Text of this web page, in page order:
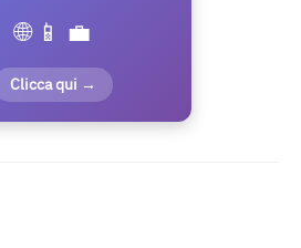
🌐 📱 💼
Clicca qui →